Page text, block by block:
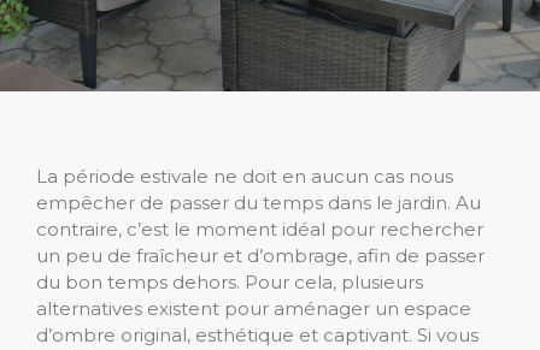
La période estivale ne doit en aucun cas nous
empêcher de passer du temps dans le jardin. Au
contraire, c’est le moment idéal pour rechercher
un peu de fraîcheur et d’ombrage, afin de passer
du bon temps dehors. Pour cela, plusieurs
alternatives existent pour aménager un espace
d’ombre original, esthétique et captivant. Si vous